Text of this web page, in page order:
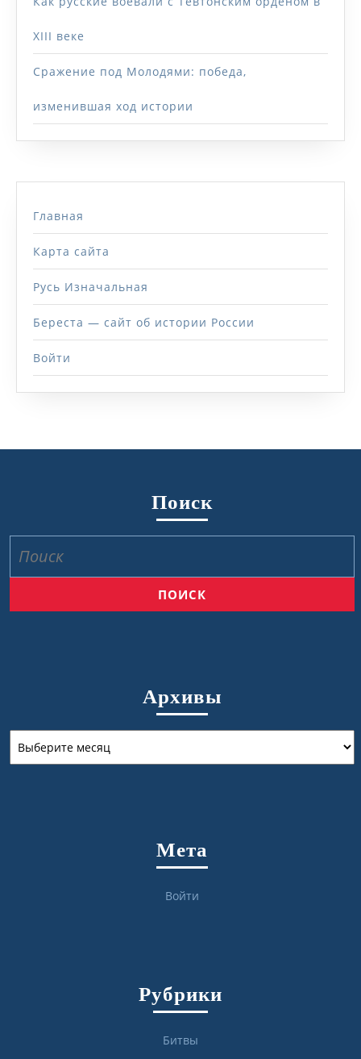
XIII веке
Сражение под Молодями: победа,
изменившая ход истории
Главная
Карта сайта
Русь Изначальная
Береста — сайт об истории России
Войти
Поиск
Архивы
Мета
Войти
Рубрики
Битвы